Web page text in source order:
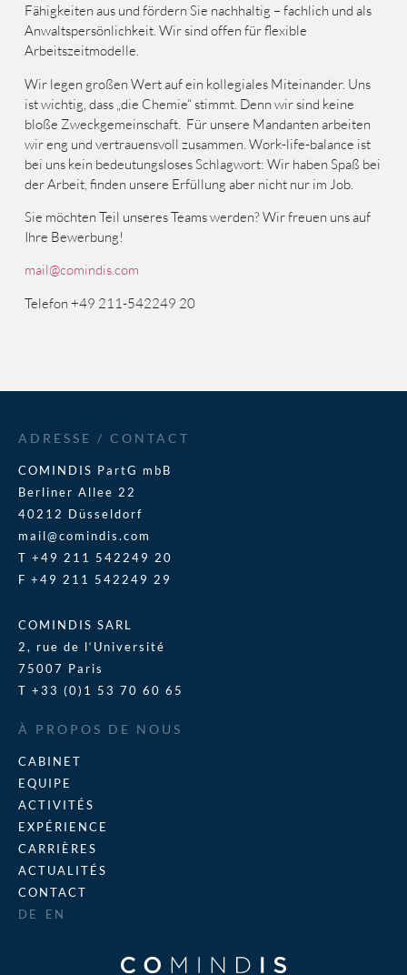
Fähigkeiten aus und fördern Sie nachhaltig – fachlich und als
Anwaltspersönlichkeit. Wir sind offen für flexible
Arbeitszeitmodelle.
Wir legen großen Wert auf ein kollegiales Miteinander. Uns
ist wichtig, dass „die Chemie“ stimmt. Denn wir sind keine
bloße Zweckgemeinschaft. Für unsere Mandanten arbeiten
wir eng und vertrauensvoll zusammen. Work-life-balance ist
bei uns kein bedeutungsloses Schlagwort: Wir haben Spaß bei
der Arbeit, finden unsere Erfüllung aber nicht nur im Job.
Sie möchten Teil unseres Teams werden? Wir freuen uns auf
Ihre Bewerbung!
mail@comindis.com
Telefon +49 211-542249 20
ADRESSE / CONTACT
COMINDIS PartG mbB
Berliner Allee 22
40212 Düsseldorf
mail@comindis.com
T +49 211 542249 20
F +49 211 542249 29
COMINDIS SARL
2, rue de l‘Université
75007 Paris
T +33 (0)1 53 70 60 65
À PROPOS DE NOUS
CABINET
EQUIPE
ACTIVITÉS
EXPÉRIENCE
CARRIÈRES
ACTUALITÉS
CONTACT
DE
EN